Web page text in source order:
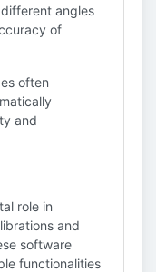
angles
of
often
and
role in
and
software
functionalities